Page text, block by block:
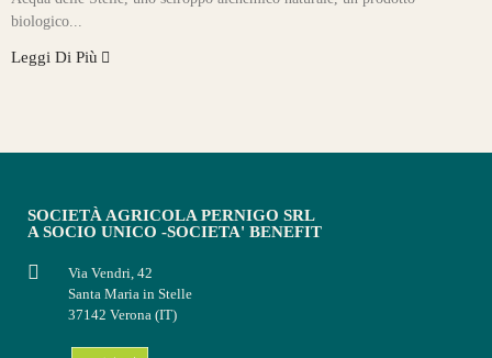
biologico...
Leggi Di Più
SOCIETÀ AGRICOLA PERNIGO SRL
A SOCIO UNICO -SOCIETA' BENEFIT
Via Vendri, 42
Santa Maria in Stelle
37142 Verona (IT)